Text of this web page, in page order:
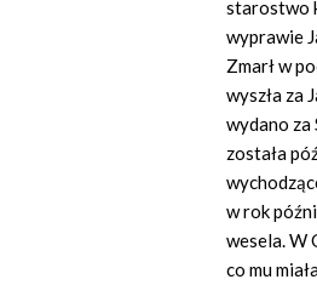
starostwo
wyprawie
Zmarł w
wyszła za
wydano za
została
w rok
wesela. W
co mu